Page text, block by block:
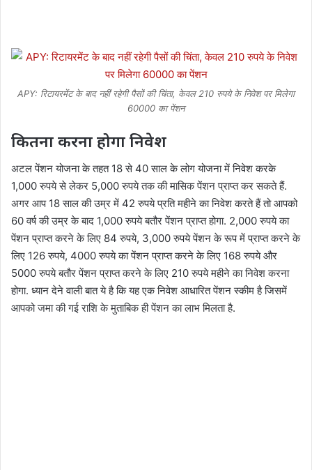
APY: रिटायरमेंट के बाद नहीं रहेगी पैसों की चिंता, केवल 210 रुपये के निवेश पर मिलेगा
60000 का पेंशन
कितना करना होगा निवेश
अटल पेंशन योजना के तहत 18 से 40 साल के लोग योजना में निवेश करके
1,000 रुपये से लेकर 5,000 रुपये तक की मासिक पेंशन प्राप्त कर सकते हैं.
अगर आप 18 साल की उम्र में 42 रुपये प्रति महीने का निवेश करते हैं तो आपको
60 वर्ष की उम्र के बाद 1,000 रुपये बतौर पेंशन प्राप्त होगा. 2,000 रुपये का
पेंशन प्राप्त करने के लिए 84 रुपये, 3,000 रुपये पेंशन के रूप में प्राप्त करने के
लिए 126 रुपये, 4000 रुपये का पेंशन प्राप्त करने के लिए 168 रुपये और
5000 रुपये बतौर पेंशन प्राप्त करने के लिए 210 रुपये महीने का निवेश करना
होगा. ध्यान देने वाली बात ये है कि यह एक निवेश आधारित पेंशन स्कीम है जिसमें
आपको जमा की गई राशि के मुताबिक ही पेंशन का लाभ मिलता है.